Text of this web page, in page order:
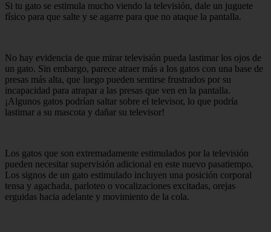
Si tu gato se estimula mucho viendo la televisión, dale un juguete
físico para que salte y se agarre para que no ataque la pantalla.
No hay evidencia de que mirar televisión pueda lastimar los ojos de
un gato. Sin embargo, parece atraer más a los gatos con una base de
presas más alta, que luego pueden sentirse frustrados por su
incapacidad para atrapar a las presas que ven en la pantalla.
¡Algunos gatos podrían saltar sobre el televisor, lo que podría
lastimar a su mascota y dañar su televisor!
Los gatos que son extremadamente estimulados por la televisión
pueden necesitar supervisión adicional en este nuevo pasatiempo.
Los signos de un gato estimulado incluyen una posición corporal
tensa y agachada, parloteo o vocalizaciones excitadas, orejas
erguidas hacia adelante y movimiento de la cola.